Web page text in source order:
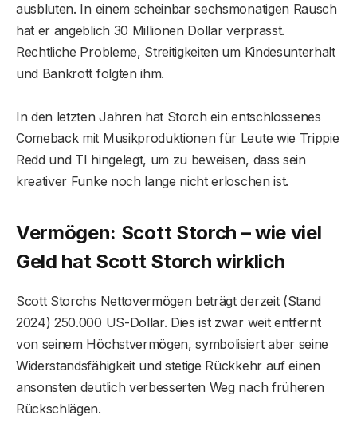
ausbluten. In einem scheinbar sechsmonatigen Rausch
hat er angeblich 30 Millionen Dollar verprasst.
Rechtliche Probleme, Streitigkeiten um Kindesunterhalt
und Bankrott folgten ihm.
In den letzten Jahren hat Storch ein entschlossenes
Comeback mit Musikproduktionen für Leute wie Trippie
Redd und TI hingelegt, um zu beweisen, dass sein
kreativer Funke noch lange nicht erloschen ist.
Vermögen: Scott Storch – wie viel
Geld hat Scott Storch wirklich
Scott Storchs Nettovermögen beträgt derzeit (Stand
2024) 250.000 US-Dollar. Dies ist zwar weit entfernt
von seinem Höchstvermögen, symbolisiert aber seine
Widerstandsfähigkeit und stetige Rückkehr auf einen
ansonsten deutlich verbesserten Weg nach früheren
Rückschlägen.